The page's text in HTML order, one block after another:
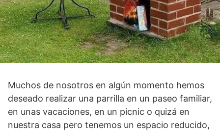
Muchos de nosotros en algún momento hemos
deseado realizar una parrilla en un paseo familiar,
en unas vacaciones, en un picnic o quizá en
nuestra casa pero tenemos un espacio reducido,